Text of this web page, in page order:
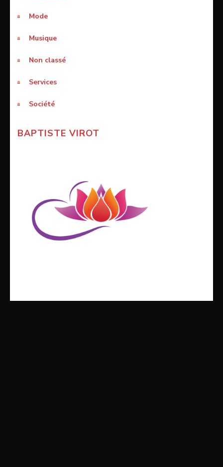
Mode
Musique
Non classé
Services
Société
BAPTISTE VIROT